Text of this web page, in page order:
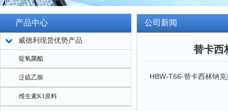
产品中心
威德利现货优势产品
啶氧菌酯
泛硫乙胺
维生素K1原料
公司新闻
替卡西
HBW-T66-替卡西林钠